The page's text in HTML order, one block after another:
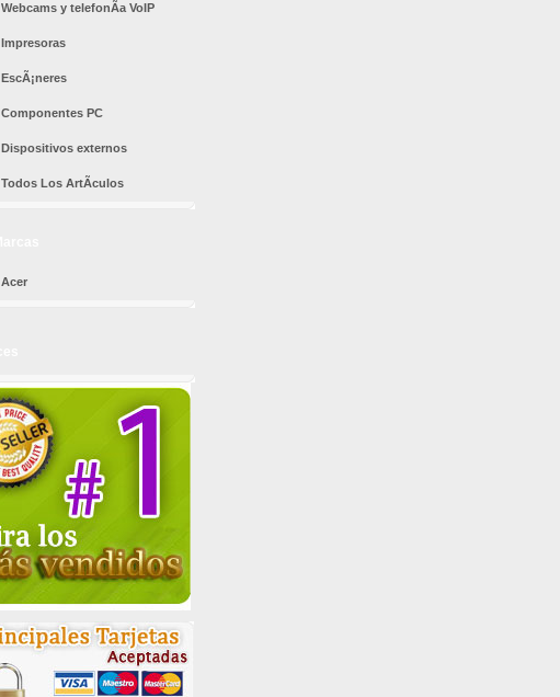
Webcams y telefonÃ­a VoIP
Impresoras
EscÃ¡neres
Componentes PC
Dispositivos externos
Todos Los ArtÃ­culos
Acer